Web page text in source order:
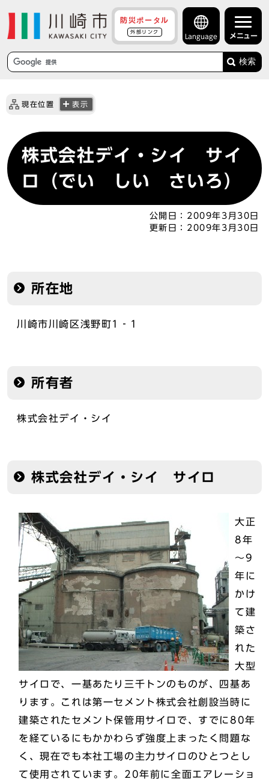
防災ポータル
外部リンク
Language メニュー
検索
現在位置 表示
株式会社デイ・シイ サイ
ロ（でい しい さいろ）
公開日： 2009年3月30日
更新日： 2009年3月30日
所在地
川崎市川崎区浅野町1‐1
所有者
株式会社デイ・シイ
株式会社デイ・シイ サイロ
大正
8年
～9
年に
かけ
て建
築さ
れた
大型
サイロで、一基あたり三千トンのものが、四基あ
ります。これは第一セメント株式会社創設当時に
建築されたセメント保管用サイロで、すでに80年
を経ているにもかかわらず強度上まったく問題な
く、現在でも本社工場の主力サイロのひとつとし
て使用されています。20年前に全面エアレーショ